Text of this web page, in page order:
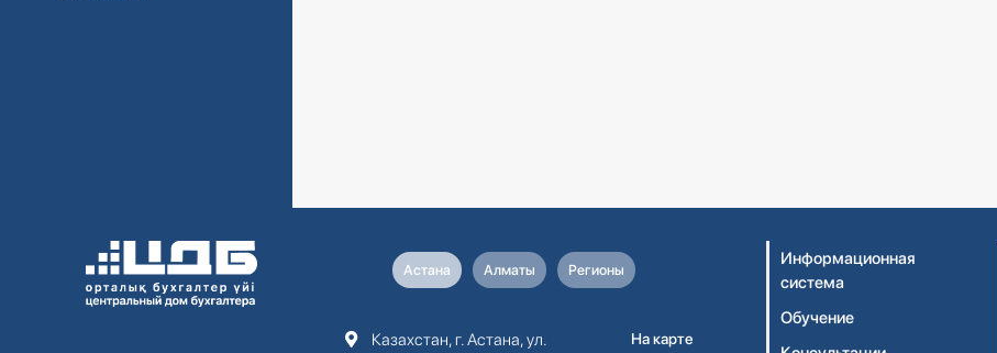
Астана Алматы Регионы
Казахстан, г. Астана, ул. На карте
Информационная
система
Обучение